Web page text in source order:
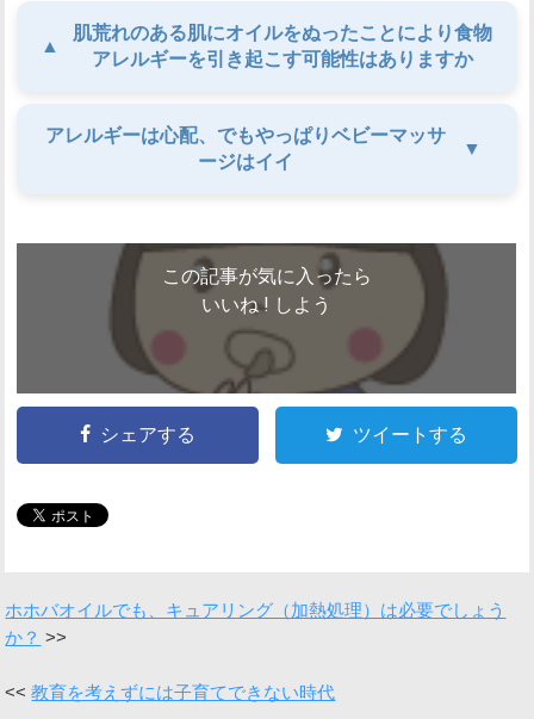
▲
肌荒れのある肌にオイルをぬったことにより食物
アレルギーを引き起こす可能性はありますか
アレルギーは心配、でもやっぱりベビーマッサ
ージはイイ
▼
この記事が気に入ったら
いいね ! しよう
シェアする ツイートする
ホホバオイルでも、キュアリング（加熱処理）は必要でしょう
か？
教育を考えずには子育てできない時代